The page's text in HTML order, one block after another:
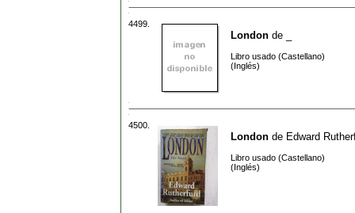
4499.
London de
Libro usado (Castellano)
(Inglés)
4500.
London de Edward
Libro usado (Castellano)
(Inglés)